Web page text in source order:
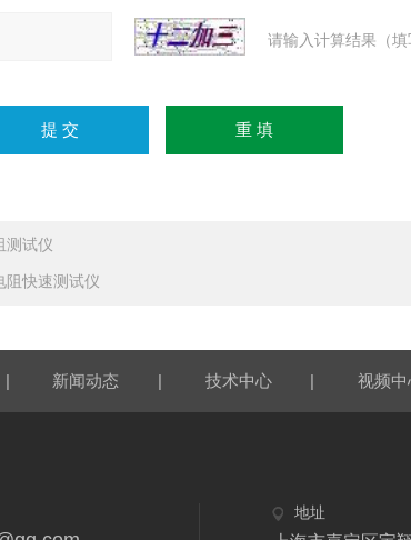
请输入计算结果（
测试仪
阻快速测试仪
| 新闻动态 | 技术中心 | 视频中
地址